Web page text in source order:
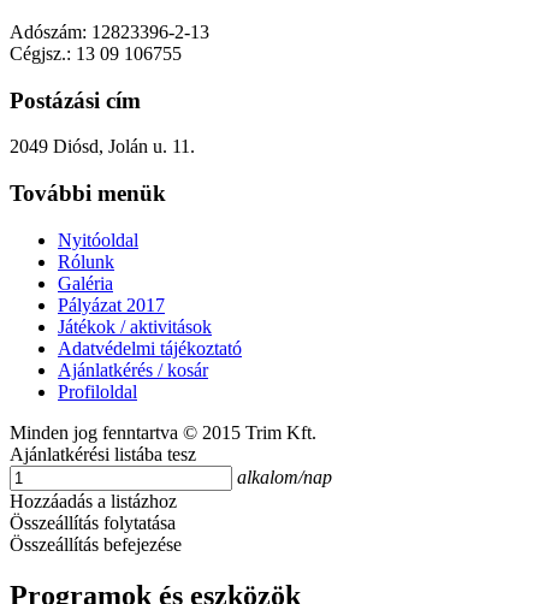
Adószám: 12823396-2-13
Cégjsz.: 13 09 106755
Postázási cím
2049 Diósd, Jolán u. 11.
További menük
Nyitóoldal
Rólunk
Galéria
Pályázat 2017
Játékok / aktivitások
Adatvédelmi tájékoztató
Ajánlatkérés / kosár
Profiloldal
Minden jog fenntartva © 2015 Trim Kft.
Ajánlatkérési listába tesz
alkalom/nap
Hozzáadás a listázhoz
Összeállítás folytatása
Összeállítás befejezése
Programok és eszközök